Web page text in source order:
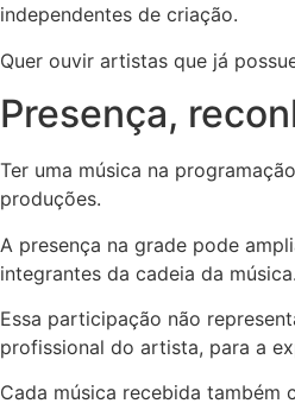
independentes de criação.
Quer ouvir artistas que já
Presença,
Ter uma música na
produções.
A presença na grade pode
integrantes da cadeia da música.
Essa participação não
profissional do artista, para a
Cada música recebida também